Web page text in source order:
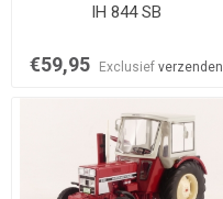
IH 844 SB
€59,95 Exclusief verzenden